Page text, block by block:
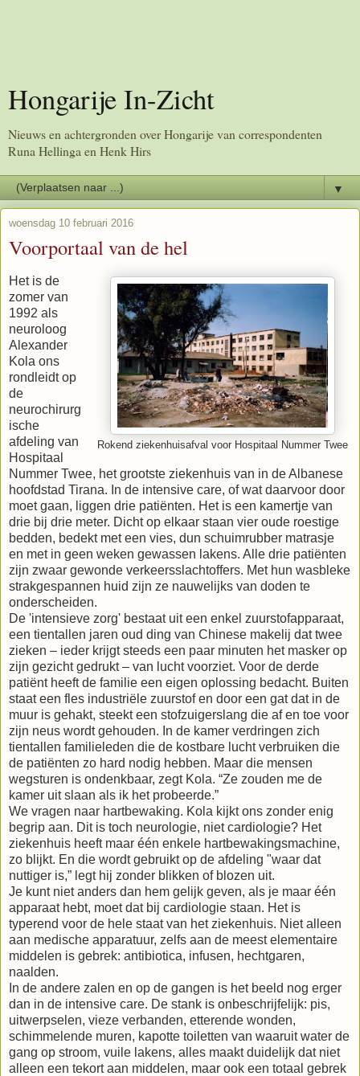
Hongarije In-Zicht
Nieuws en achtergronden over Hongarije van correspondenten
Runa Hellinga en Henk Hirs
▼
woensdag 10 februari 2016
Voorportaal van de hel
Rokend ziekenhuisafval voor Hospitaal Nummer Twee
Het is de
zomer van
1992 als
neuroloog
Alexander
Kola ons
rondleidt op
de
neurochirurg
ische
afdeling van
Hospitaal
Nummer Twee, het grootste ziekenhuis van in de Albanese
hoofdstad Tirana. In de intensive care, of wat daarvoor door
moet gaan, liggen drie patiënten. Het is een kamertje van
drie bij drie meter. Dicht op elkaar staan vier oude roestige
bedden, bedekt met een vies, dun schuimrubber matrasje
en met in geen weken gewassen lakens. Alle drie patiënten
zijn zwaar gewonde verkeersslachtoffers. Met hun wasbleke
strakgespannen huid zijn ze nauwelijks van doden te
onderscheiden.
De 'intensieve zorg' bestaat uit een enkel zuurstofapparaat,
een tientallen jaren oud ding van Chinese makelij dat twee
zieken – ieder krijgt steeds een paar minuten het masker op
zijn gezicht gedrukt – van lucht voorziet. Voor de derde
patiënt heeft de familie een eigen oplossing bedacht. Buiten
staat een fles industriële zuurstof en door een gat dat in de
muur is gehakt, steekt een stofzuigerslang die af en toe voor
zijn neus wordt gehouden. In de kamer verdringen zich
tientallen familieleden die de kostbare lucht verbruiken die
de patiënten zo hard nodig hebben. Maar die mensen
wegsturen is ondenkbaar, zegt Kola. “Ze zouden me de
kamer uit slaan als ik het probeerde.”
We vragen naar hartbewaking. Kola kijkt ons zonder enig
begrip aan. Dit is toch neurologie, niet cardiologie? Het
ziekenhuis heeft maar één enkele hartbewakingsmachine,
zo blijkt. En die wordt gebruikt op de afdeling "waar dat
nuttiger is,” legt hij zonder blikken of blozen uit.
Je kunt niet anders dan hem gelijk geven, als je maar één
apparaat hebt, moet dat bij cardiologie staan. Het is
typerend voor de hele staat van het ziekenhuis. Niet alleen
aan medische apparatuur, zelfs aan de meest elementaire
middelen is gebrek: antibiotica, infusen, hechtgaren,
naalden.
In de andere zalen en op de gangen is het beeld nog erger
dan in de intensive care. De stank is onbeschrijfelijk: pis,
uitwerpselen, vieze verbanden, etterende wonden,
schimmelende muren, kapotte toiletten van waaruit water de
gang op stroom, vuile lakens, alles maakt duidelijk dat niet
alleen een tekort aan middelen, maar ook een totaal gebrek